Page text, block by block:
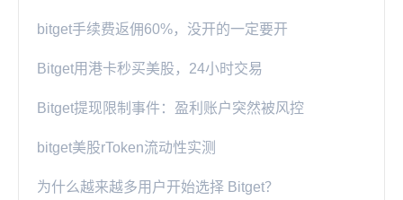
bitget手续费返佣60%，没开的一定要开
Bitget用港卡秒买美股，24小时交易
Bitget提现限制事件：盈利账户突然被风控
bitget美股rToken流动性实测
为什么越来越多用户开始选择 Bitget？